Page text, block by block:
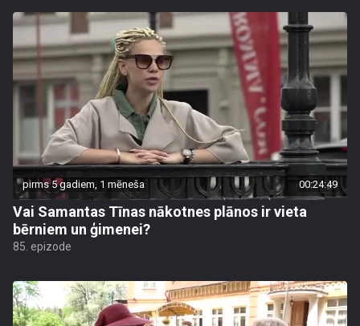
pirms 5 gadiem, 1 mēneša 00:24:49
Vai Samantas Tīnas nākotnes plānos ir vieta
bērniem un ģimenei?
85. epizode